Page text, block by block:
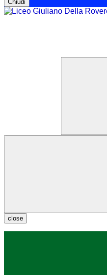
Chiudi
close